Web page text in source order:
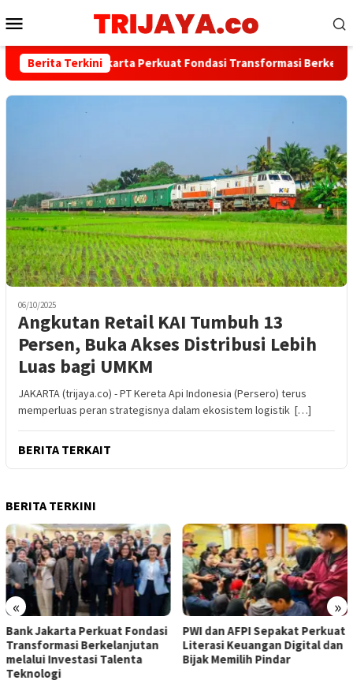
ke
Mobile
Berita Terkini
Bank Jakarta Perkuat Fondasi Transformasi
06/10/2025
Angkutan Retail KAI Tumbuh 13
Persen, Buka Akses Distribusi Lebih
Luas bagi UMKM
JAKARTA (trijaya.co) - PT Kereta Api Indonesia (Persero) terus
memperluas peran strategisnya dalam ekosistem logistik […]
BERITA TERKAIT
BERITA TERKINI
« »
Bank Jakarta Perkuat Fondasi
Transformasi Berkelanjutan
melalui Investasi Talenta
Teknologi
PWI dan AFPI Sepakat Perkuat
Literasi Keuangan Digital dan
Bijak Memilih Pindar